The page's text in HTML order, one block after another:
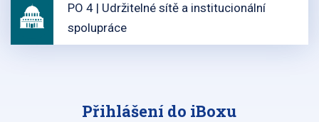
PO 4 | Udržitelné sítě a institucionální
spolupráce
Přihlášení do iBoxu